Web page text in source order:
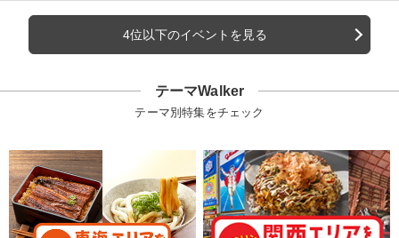
4位以下のイベントを見る
テーマWalker
テーマ別特集をチェック